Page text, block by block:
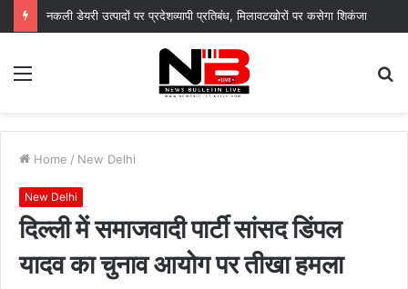
नकली डेयरी उत्पादों पर प्रदेशव्यापी प्रतिबंध, मिलावटखोरों पर कसेगा शिकंजा
Menu
Home / New Delhi
New Delhi
दिल्ली में समाजवादी पार्टी सांसद डिंपल
यादव का चुनाव आयोग पर तीखा हमला